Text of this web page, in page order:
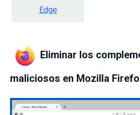
Edge
Eliminar los
maliciosos en Mozilla